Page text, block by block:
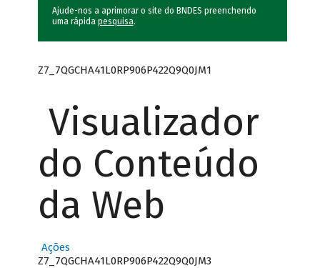
Ajude-nos a aprimorar o site do BNDES preenchendo
uma rápida pesquisa.
Z7_7QGCHA41L0RP906P422Q9Q0JM1
Visualizador
do Conteúdo
da Web
Ações
Z7_7QGCHA41L0RP906P422Q9Q0JM3